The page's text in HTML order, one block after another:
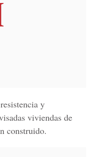
y
viviendas de
construido.